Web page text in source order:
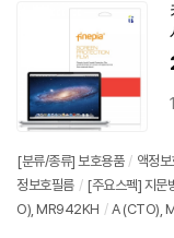
[분류/종류] 보호용품 / 액정
정보호필름 / [주요스펙] 지문
O), MR942KH / A (CTO),